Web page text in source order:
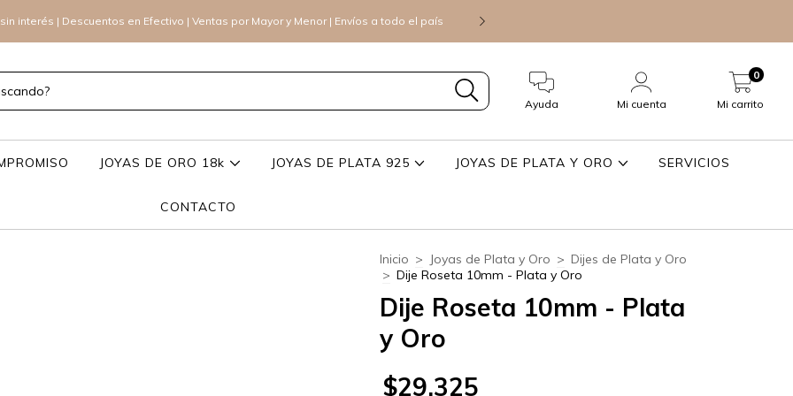
interés | Descuentos en Efectivo | Ventas por Mayor y Menor | Envíos a todo el país
Ayuda Mi cuenta Mi carrito
0
JOYAS DE ORO 18k JOYAS DE PLATA 925 JOYAS DE PLATA Y ORO SERVICIOS
CONTACTO
Inicio > Joyas de Plata y Oro > Dijes de Plata y Oro
> Dije Roseta 10mm - Plata y Oro
Dije Roseta 10mm - Plata
y Oro
$29.325